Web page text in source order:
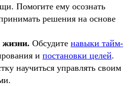
Помогите ему осознать
решения на основе
жизни. Обсудите навыки тайм-
и постановки целей.
научиться управлять своим